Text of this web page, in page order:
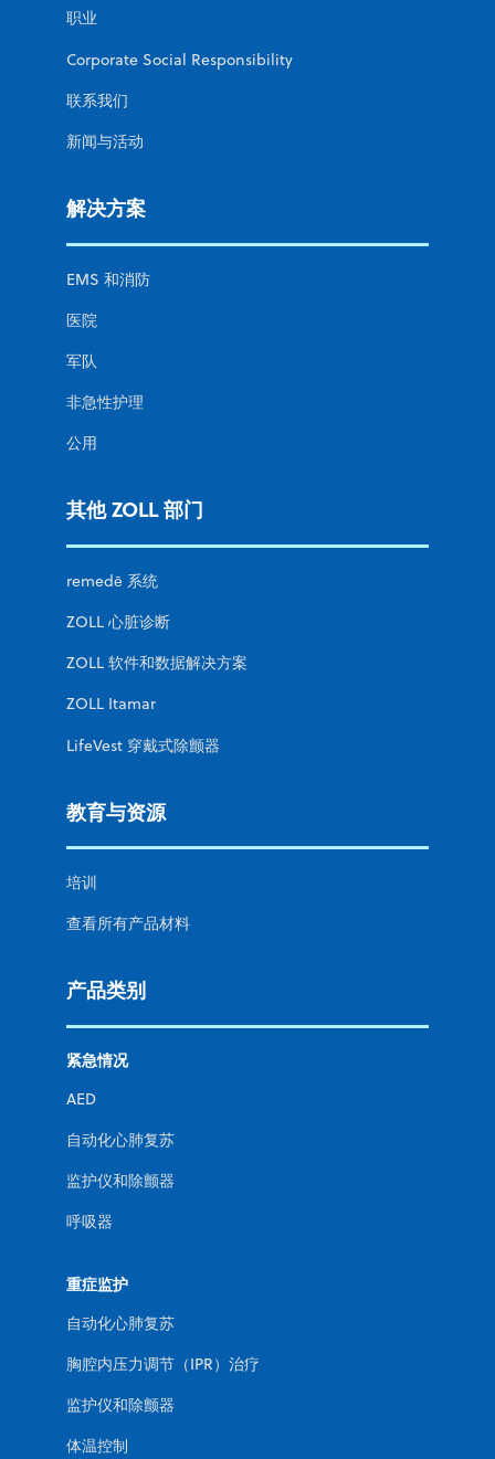
职业
Corporate Social Responsibility
联系我们
新闻与活动
解决方案
EMS 和消防
医院
军队
非急性护理
公用
其他 ZOLL 部门
remedē 系统
ZOLL 心脏诊断
ZOLL 软件和数据解决方案
ZOLL Itamar
LifeVest 穿戴式除颤器
教育与资源
培训
查看所有产品材料
产品类别
紧急情况
AED
自动化心肺复苏
监护仪和除颤器
呼吸器
重症监护
自动化心肺复苏
胸腔内压力调节（IPR）治疗
监护仪和除颤器
体温控制